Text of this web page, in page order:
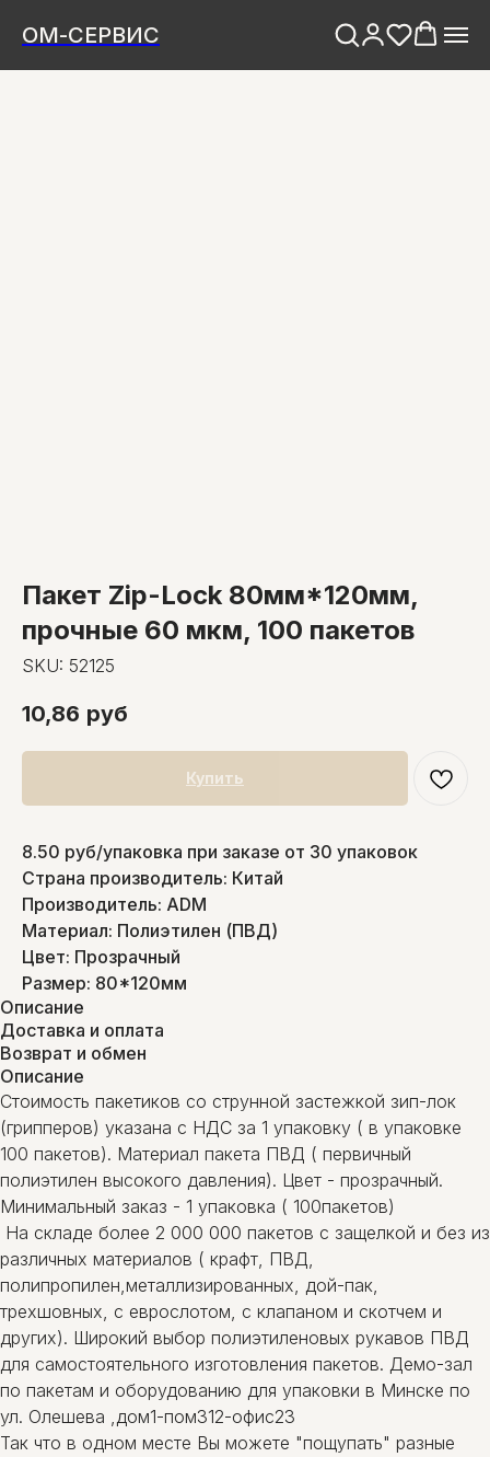
ОМ-СЕРВИС
Пакет Zip-Lock 80мм*120мм,
прочные 60 мкм, 100 пакетов
SKU: 52125
10,86 руб
Купить
8.50 руб/упаковка при заказе от 30 упаковок
Страна производитель: Китай
Производитель: ADM
Материал: Полиэтилен (ПВД)
Цвет: Прозрачный
Размер: 80*120мм
Описание
Доставка и оплата
Возврат и обмен
Описание
Стоимость пакетиков со струнной застежкой зип-лок
(грипперов) указана с НДС за 1 упаковку ( в упаковке
100 пакетов). Материал пакета ПВД ( первичный
полиэтилен высокого давления). Цвет - прозрачный.
Минимальный заказ - 1 упаковка ( 100пакетов)
На складе более 2 000 000 пакетов с защелкой и без из
различных материалов ( крафт, ПВД,
полипропилен,металлизированных, дой-пак,
трехшовных, с еврослотом, с клапаном и скотчем и
других). Широкий выбор полиэтиленовых рукавов ПВД
для самостоятельного изготовления пакетов. Демо-зал
по пакетам и оборудованию для упаковки в Минске по
ул. Олешева ,дом1-пом312-офис23
Так что в одном месте Вы можете "пощупать" разные